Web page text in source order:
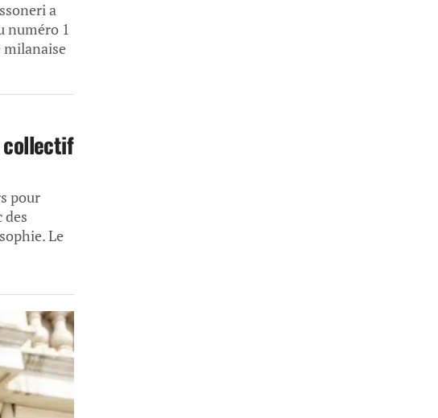
a
numéro 1
milanaise
collectif
pour
des
Le